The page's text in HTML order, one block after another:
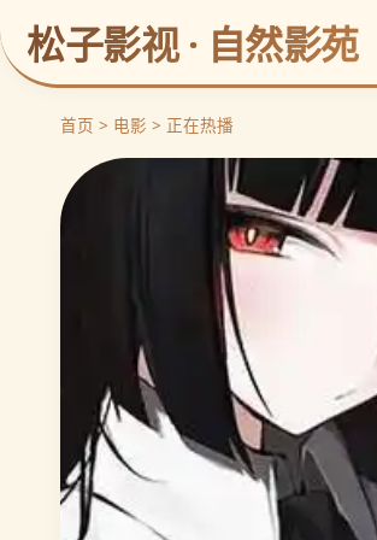
松子影视 · 自然影苑
首页 > 电影 > 正在热播